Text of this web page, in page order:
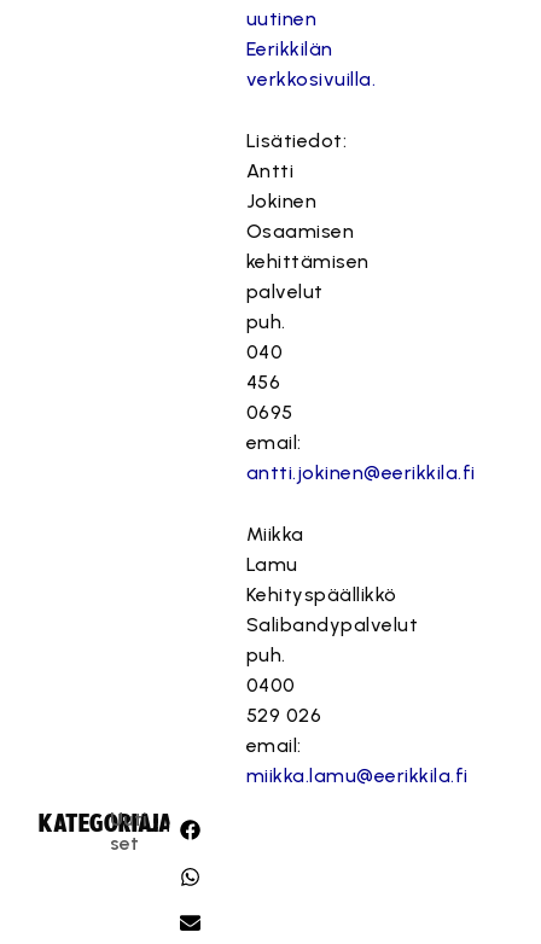
uutinen
Eerikkilän
verkkosivuilla.
Lisätiedot:
Antti
Jokinen
Osaamisen
kehittämisen
palvelut
puh.
040
456
0695
email:
antti.jokinen@eerikkila.fi
Miikka
Lamu
Kehityspäällikkö
Salibandypalvelut
puh.
0400
529 026
email:
miikka.lamu@eerikkila.fi
KATEGORIA:
Uuti
set
JAA: